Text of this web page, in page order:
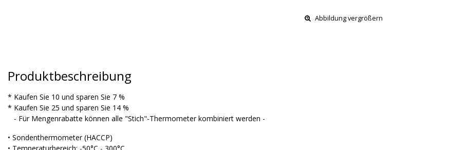
Abbildung vergrößern
Produktbeschreibung
* Kaufen Sie 10 und sparen Sie 7 %
* Kaufen Sie 25 und sparen Sie 14 %
- Für Mengenrabatte können alle "Stich"-Thermometer kombiniert werden -
• Sondenthermometer (HACCP)